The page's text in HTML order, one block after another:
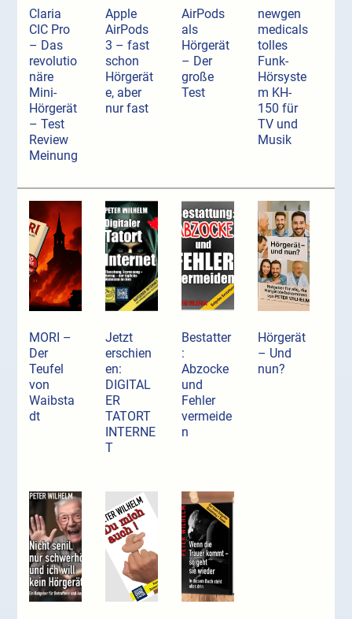
Claria
CIC Pro
– Das
revolutio
näre
Mini-
Hörgerät
– Test
Review
Meinung
Apple
AirPods
3 – fast
schon
Hörgerät
e, aber
nur fast
AirPods
als
Hörgerät
– Der
große
Test
newgen
medicals
tolles
Funk-
Hörsyste
m KH-
150 für
TV und
Musik
MORI –
Der
Teufel
von
Waibsta
dt
Jetzt
erschien
en:
DIGITAL
ER
TATORT
INTERNE
T
Bestatter
:
Abzocke
und
Fehler
vermeide
n
Hörgerät
– Und
nun?